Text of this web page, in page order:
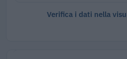
Verifica i dati nella